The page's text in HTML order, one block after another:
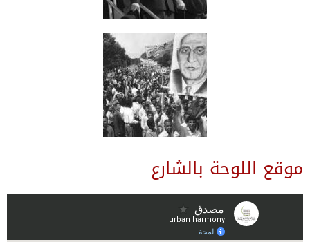
موقع اللوحة بالشارع